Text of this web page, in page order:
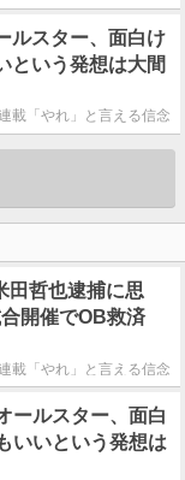
ルスター、面白け
という発想は大間
載「やれ」と言える信念
田哲也逮捕に思
開催でOB救済
載「やれ」と言える信念
ールスター、面白
いいという発想は